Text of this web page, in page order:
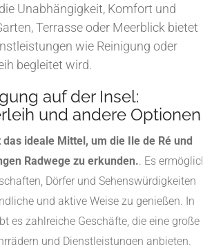
Unabhängigkeit, Komfort und
Terrasse oder Meerblick bietet
wie Reinigung oder
begleitet wird.
auf der Insel:
und andere Optionen
das ideale Mittel, um die Ile de Ré und
Radwege zu erkunden. . Es
Dörfer und Sehenswürdigkeiten
und aktive Weise zu genießen. In
es zahlreiche Geschäfte, die eine große
und Dienstleistungen anbieten.